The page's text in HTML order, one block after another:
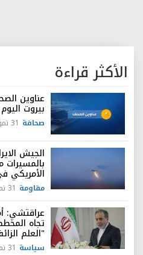
الأكثر قراءة
عناوين
بيروت اليوم
صحافة 31 تموز 07:06
الجيش
الأمريكي
مقاومة 31 تموز 07:16
عراقتشي:
تجاه
"العلم
سياسة 31 تموز 07:30